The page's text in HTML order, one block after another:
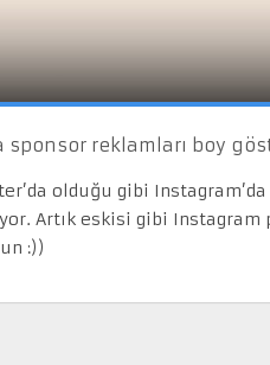
sponsor reklamları boy
olduğu gibi
Artık eskisi gibi
:))